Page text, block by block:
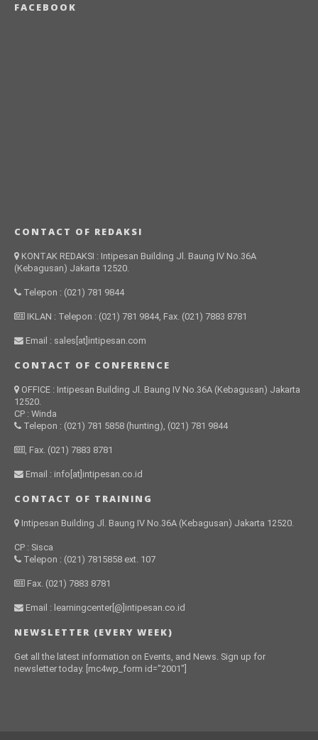
FACEBOOK
CONTACT OF REDAKSI
KONTAK REDAKSI : Intipesan Building Jl. Baung IV No.36A
(Kebagusan) Jakarta 12520.
Telepon : (021) 781 9844
IKLAN : Telepon : (021) 781 9844, Fax. (021) 7883 8781
Email : sales[at]intipesan.com
CONTACT OF CONFERENCE
OFFICE : Intipesan Building Jl. Baung IV No.36A (Kebagusan) Jakarta
12520.
CP : Winda
Telepon : (021) 781 5858 (hunting), (021) 781 9844
, Fax. (021) 7883 8781
Email : info[at]intipesan.co.id
CONTACT OF TRAINING
Intipesan Building Jl. Baung IV No.36A (Kebagusan) Jakarta 12520.
CP : Sisca
Telepon : (021) 7815858 ext. 107
Fax. (021) 7883 8781
Email : learningcenter[@]intipesan.co.id
NEWSLETTER (EVERY WEEK)
Get all the latest information on Events, and News. Sign up for
newsletter today. [mc4wp_form id="2001"]